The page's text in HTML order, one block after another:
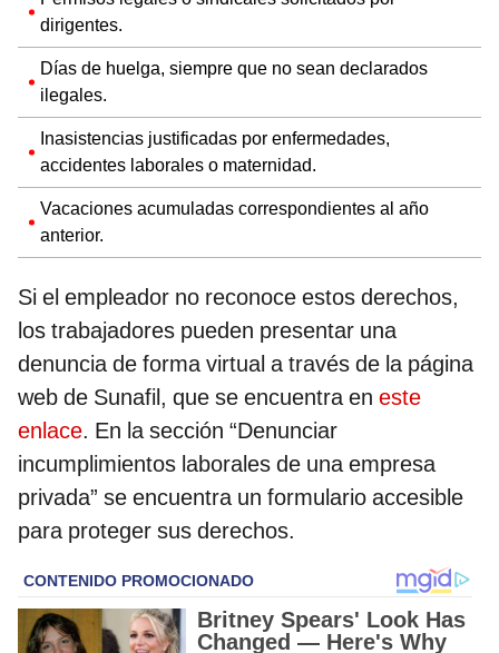
dirigentes.
Días de huelga, siempre que no sean declarados
ilegales.
Inasistencias justificadas por enfermedades,
accidentes laborales o maternidad.
Vacaciones acumuladas correspondientes al año
anterior.
Si el empleador no reconoce estos derechos,
los trabajadores pueden presentar una
denuncia de forma virtual a través de la página
web de Sunafil, que se encuentra en este
enlace. En la sección “Denunciar
incumplimientos laborales de una empresa
privada” se encuentra un formulario accesible
para proteger sus derechos.